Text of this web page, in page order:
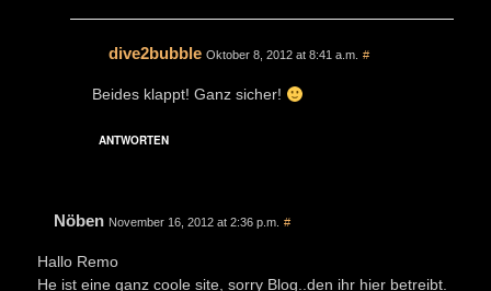
dive2bubble Oktober 8, 2012 at 8:41 a.m. #
Beides klappt! Ganz sicher!
ANTWORTEN
Nöben November 16, 2012 at 2:36 p.m. #
Hallo Remo
He ist eine ganz coole site, sorry Blog..den ihr hier betreibt.